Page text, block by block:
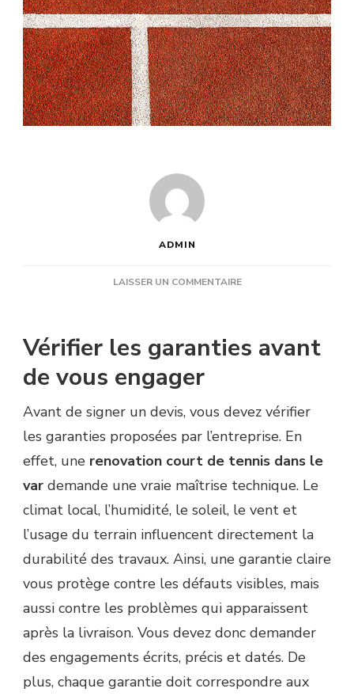
ADMIN
LAISSER UN COMMENTAIRESUR
AVANT
UNE
RENOVATION
COURT
DE
TENNIS
LE
VAR
Vérifier les garanties avant
de vous engager
Avant de signer un devis, vous devez vérifier
les garanties proposées par l’entreprise. En
effet, une renovation court de tennis dans le
var demande une vraie maîtrise technique. Le
climat local, l’humidité, le soleil, le vent et
l’usage du terrain influencent directement la
durabilité des travaux. Ainsi, une garantie claire
vous protège contre les défauts visibles, mais
aussi contre les problèmes qui apparaissent
après la livraison. Vous devez donc demander
des engagements écrits, précis et datés. De
plus, chaque garantie doit correspondre aux